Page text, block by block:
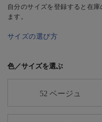
自分のサイズを登録すると在
ます。
サイズの選び方
色／サイズを選ぶ